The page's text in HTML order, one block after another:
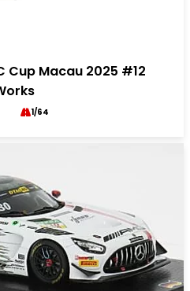
Cup Macau 2025 #12
1/64